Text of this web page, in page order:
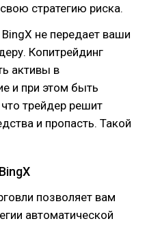
стратегию риска.
не передает ваши
Копитрейдинг
активы в
и при этом быть
трейдер решит
и пропасть. Такой
позволяет вам
автоматической